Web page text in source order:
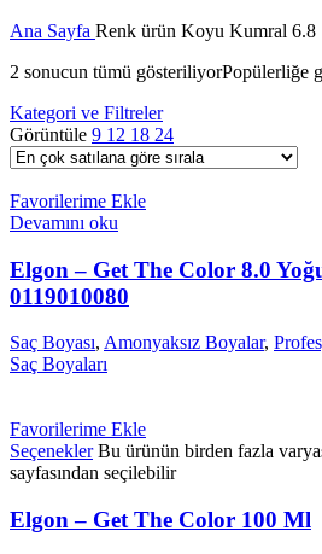
Ana Sayfa Renk ürün Koyu Kumral 6.8
2 sonucun tümü gösteriliyorPopülerliğe
Kategori ve Filtreler
Görüntüle 9 12 18 24
Favorilerime Ekle
Devamını oku
Elgon – Get The Color 8.0
0119010080
Saç Boyası, Amonyaksız Boyalar,
Saç Boyaları
Favorilerime Ekle
SeçeneklerBu ürünün birden fazla
sayfasından seçilebilir
Elgon – Get The Color 100 Ml